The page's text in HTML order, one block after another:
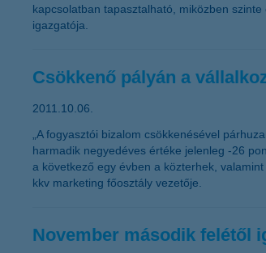
kapcsolatban tapasztalható, miközben
igazgatója.
Csökkenő pályán a
2011.10.06.
„A fogyasztói bizalom csökkenésével
harmadik negyedéves értéke jelenleg -26
a következő egy évben a közterhek,
kkv marketing főosztály vezetője.
November második felétől